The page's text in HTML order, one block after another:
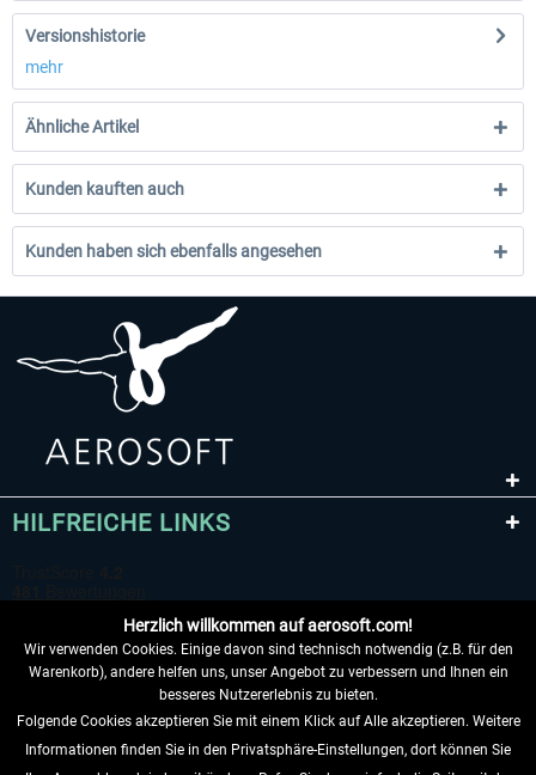
Versionshistorie
mehr
Ähnliche Artikel
Kunden kauften auch
Kunden haben sich ebenfalls angesehen
HILFREICHE LINKS
VERTRAG WIDERRUFEN
Herzlich willkommen auf aerosoft.com!
Wir verwenden Cookies. Einige davon sind technisch notwendig (z.B. für den
Warenkorb), andere helfen uns, unser Angebot zu verbessern und Ihnen ein
besseres Nutzererlebnis zu bieten.
Folgende Cookies akzeptieren Sie mit einem Klick auf Alle akzeptieren. Weitere
Informationen finden Sie in den Privatsphäre-Einstellungen, dort können Sie